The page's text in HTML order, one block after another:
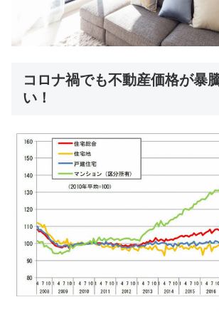
コロナ禍でも不動産価格が暴
い！